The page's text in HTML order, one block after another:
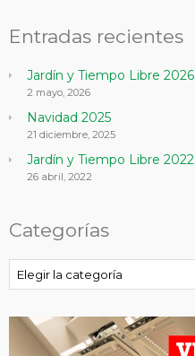
Entradas recientes
Jardín y Tiempo Libre 2026
2 mayo, 2026
Navidad 2025
21 diciembre, 2025
Jardín y Tiempo Libre 2022
26 abril, 2022
Categorías
Categorías